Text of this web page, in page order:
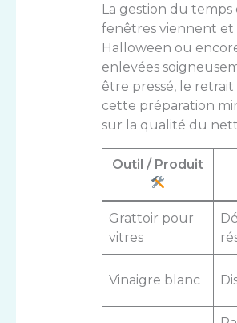
La gestion du
fenêtres viennent et
Halloween ou
enlevées
être pressé, le
cette préparation
sur la qualité du
Outil / Produit
Grattoir pour
vitres
Vinaigre blanc